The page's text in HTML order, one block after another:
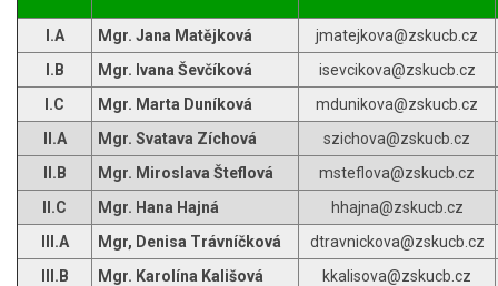
I.A Mgr. Jana Matějková
jmatejkova@zskucb.cz
I.B
Mgr. Ivana Ševčíková
isevcikova@zskucb.cz
I.C
Mgr. Marta Duníková
mdunikova@zskucb.cz
II.A
Mgr. Svatava Zíchová
szichova@zskucb.cz
II.B
Mgr. Miroslava Šteflová
msteflova@zskucb.cz
II.C
Mgr. Hana Hajná
hhajna@zskucb.cz
III.A
Mgr, Denisa Trávníčková
dtravnickova@zskucb.cz
III.B
Mgr. Karolína Kališová
kkalisova@zskucb.cz